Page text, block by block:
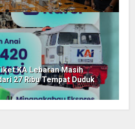
KA Lebaran Masih
27 Ribu Tempat Duduk